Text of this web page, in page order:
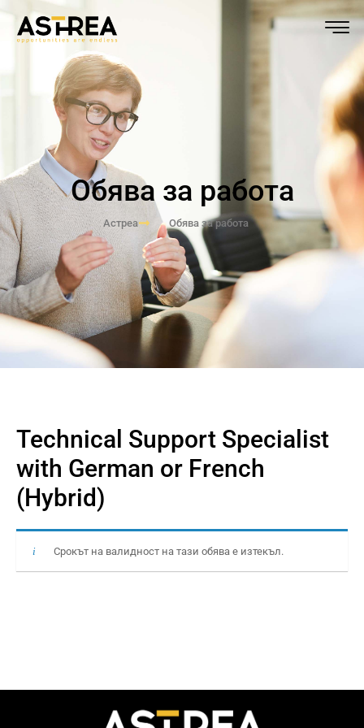
Обява за работа
Астреа Обява за работа
Technical Support Specialist
with German or French
(Hybrid)
Срокът на валидност на тази обява е изтекъл.